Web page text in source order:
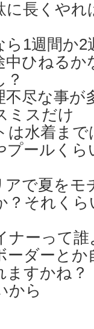
に長くや
ら1週間か
中ひねる
？
不尽な事が
ミスだけ
は水着ま
プールく
アで夏をモ
？それく
ナーって誰
ーダーとか
ますかね？
から